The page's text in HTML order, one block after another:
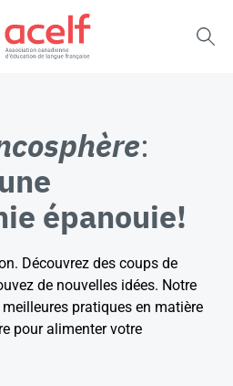
:
épanouie!
Découvrez des coups de
de nouvelles idées. Notre
pratiques en matière
pour alimenter votre